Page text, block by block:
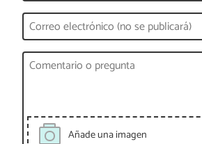
Añade una imagen